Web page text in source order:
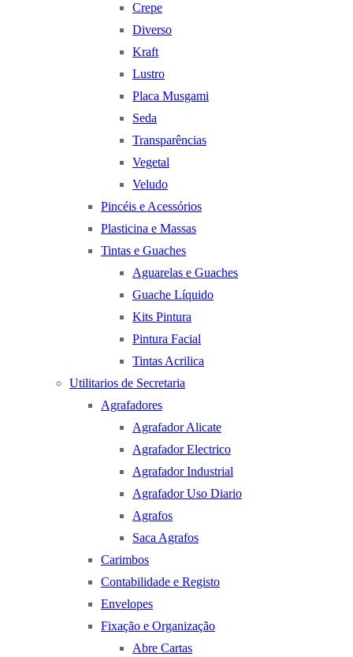
Crepe
Diverso
Kraft
Lustro
Placa Musgami
Seda
Transparências
Vegetal
Veludo
Pincéis e Acessórios
Plasticina e Massas
Tintas e Guaches
Aguarelas e Guaches
Guache Líquido
Kits Pintura
Pintura Facial
Tintas Acrilica
Utilitarios de Secretaria
Agrafadores
Agrafador Alicate
Agrafador Electrico
Agrafador Industrial
Agrafador Uso Diario
Agrafos
Saca Agrafos
Carimbos
Contabilidade e Registo
Envelopes
Fixação e Organização
Abre Cartas